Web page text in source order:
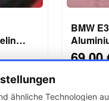
ähnliche Technologien
BMW
69,00